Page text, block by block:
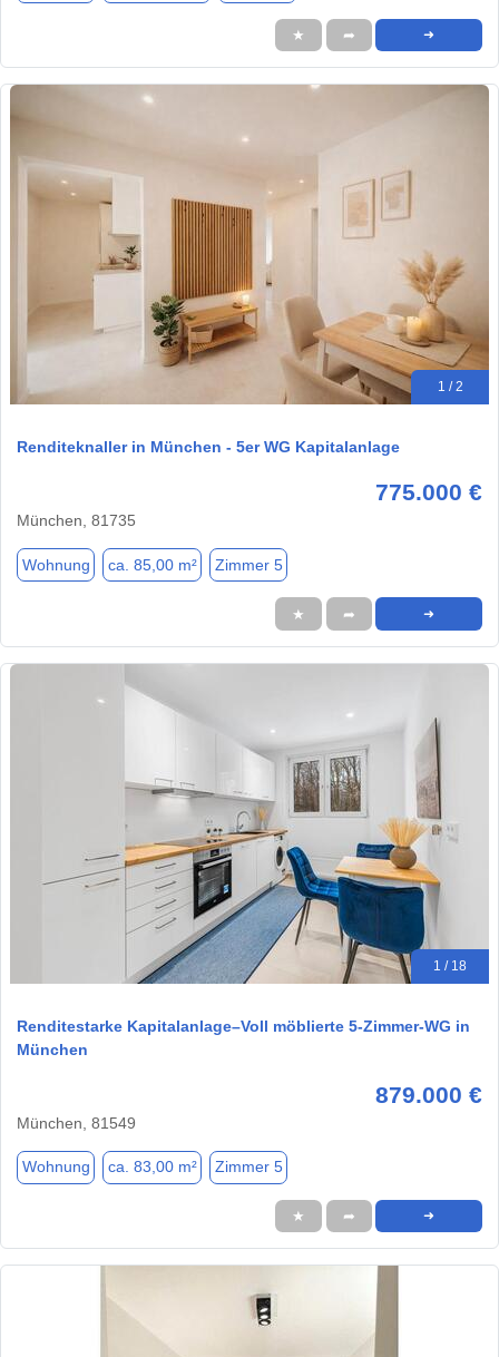
★ ➦ ➜
1 / 2
Renditeknaller in München - 5er WG Kapitalanlage
775.000 €
München, 81735
Wohnung ca. 85,00 m² Zimmer 5
★ ➦ ➜
1 / 18
Renditestarke Kapitalanlage–Voll möblierte 5-Zimmer-WG in
München
879.000 €
München, 81549
Wohnung ca. 83,00 m² Zimmer 5
★ ➦ ➜